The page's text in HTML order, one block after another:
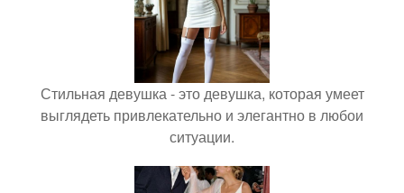
Стильная девушка - это девушка, которая умеет
выглядеть привлекательно и элегантно в любои
ситуации.